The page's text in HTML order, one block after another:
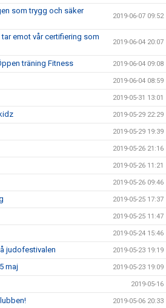
som trygg och säker
2019-06-07 09:52
emot vår certifiering som
2019-06-04 20:07
träning Fitness 2019-06-04 09:08
2019-06-04 08:59
2019-05-31 13:01
2019-05-29 22:29
2019-05-29 19:39
2019-05-26 21:16
2019-05-26 11:21
2019-05-26 09:46
2019-05-25 17:37
2019-05-25 11:47
2019-05-24 15:46
judofestivalen 2019-05-23 19:19
maj 2019-05-23 19:09
2019-05-16
2019-05-06 20:33